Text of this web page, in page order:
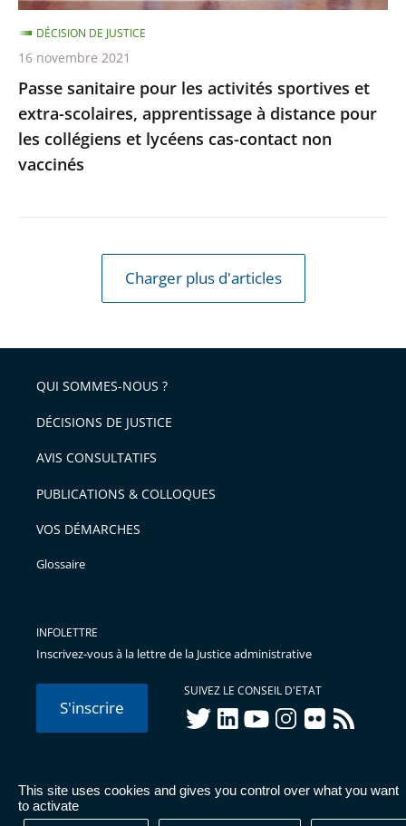
This site uses cookies and gives you control over what you want
to activate
apprentissage
à
distance
pour
les
collégiens
et
Passe sanitaire pour les activités sportives et
extra-scolaires, apprentissage à distance pour
les collégiens et lycéens cas-contact non
vaccinés
DÉCISION DE JUSTICE
16 novembre 2021
Charger plus d'articles
QUI SOMMES-NOUS ?
DÉCISIONS DE JUSTICE
AVIS CONSULTATIFS
PUBLICATIONS & COLLOQUES
VOS DÉMARCHES
Glossaire
INFOLETTRE
Inscrivez-vous à la lettre de la Justice administrative
S'inscrire
SUIVEZ LE CONSEIL D'ETAT
twitterlinkedInyoutubeinstagram
flickr rss
© Conseil d'État 2026 - Mentions légales
Données
personnelles-Publications administratives-Accessibilité :